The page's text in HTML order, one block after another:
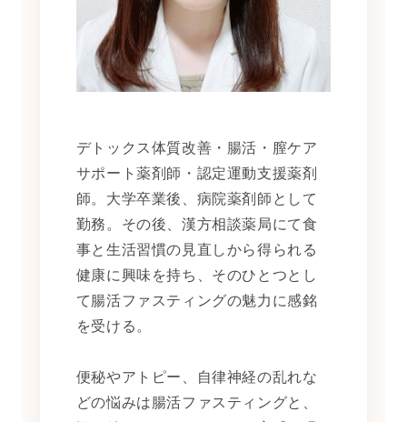
デトックス体質改善・腸活・膣ケア
サポート薬剤師・認定運動支援薬剤
師。大学卒業後、病院薬剤師として
勤務。その後、漢方相談薬局にて食
事と生活習慣の見直しから得られる
健康に興味を持ち、そのひとつとし
て腸活ファスティングの魅力に感銘
を受ける。
便秘やアトピー、自律神経の乱れな
どの悩みは腸活ファスティングと、